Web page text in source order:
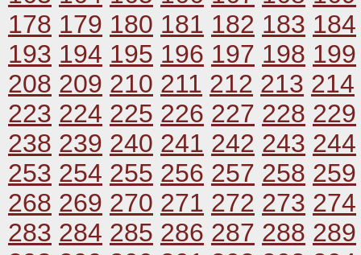
178 179 180 181 182 183 184
193 194 195 196 197 198 199
208 209 210 211 212 213 214
223 224 225 226 227 228 229
238 239 240 241 242 243 244
253 254 255 256 257 258 259
268 269 270 271 272 273 274
283 284 285 286 287 288 289